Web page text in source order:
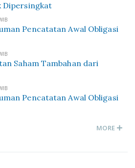
Dipersingkat
Pencatatan Awal Obligasi
Saham Tambahan dari
Pencatatan Awal Obligasi
MORE